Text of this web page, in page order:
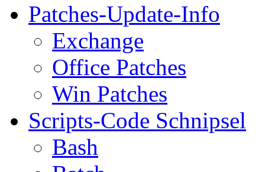
Patches-Update-Info
Exchange
Office Patches
Win Patches
Scripts-Code Schnipsel
Bash